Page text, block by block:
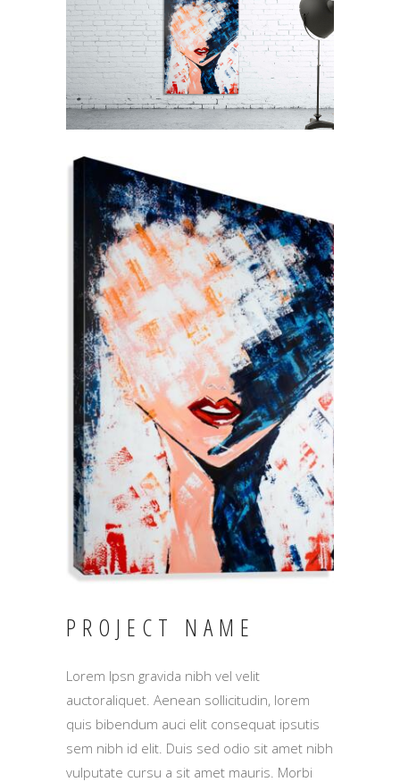
PROJECT NAME
Lorem Ipsn gravida nibh vel velit
auctoraliquet. Aenean sollicitudin, lorem
quis bibendum auci elit consequat ipsutis
sem nibh id elit. Duis sed odio sit amet nibh
vulputate cursu a sit amet mauris. Morbi